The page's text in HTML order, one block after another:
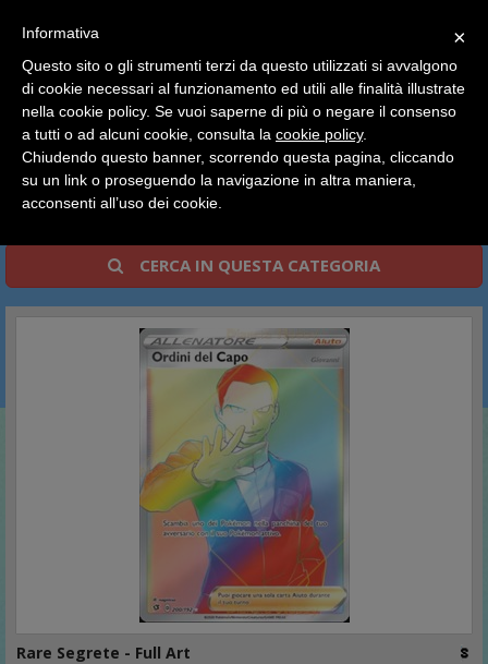
HOME Pokemon
Carte Singole Italiano
Spada e Scudo - Fragore Ribelle
Spada e Scudo - Fragore
Ribelle
CERCA IN QUESTA CATEGORIA
Rare Segrete - Full Art
×
Ciao a tutti, il negozio sarà chiuso dal 9/08 al 24/08
compreso.
Tutti gli ordini effettuati dopo le 15:00 del 07/08 verranno
spediti a partire dal giorno 25/08.
Buone vacanze a tutti dallo staff di Pianeta Hobby
×
Informativa
Questo sito o gli strumenti terzi da questo utilizzati si avvalgono
di cookie necessari al funzionamento ed utili alle finalità illustrate
nella cookie policy. Se vuoi saperne di più o negare il consenso
a tutti o ad alcuni cookie, consulta la cookie policy.
Chiudendo questo banner, scorrendo questa pagina, cliccando
su un link o proseguendo la navigazione in altra maniera,
acconsenti all’uso dei cookie.